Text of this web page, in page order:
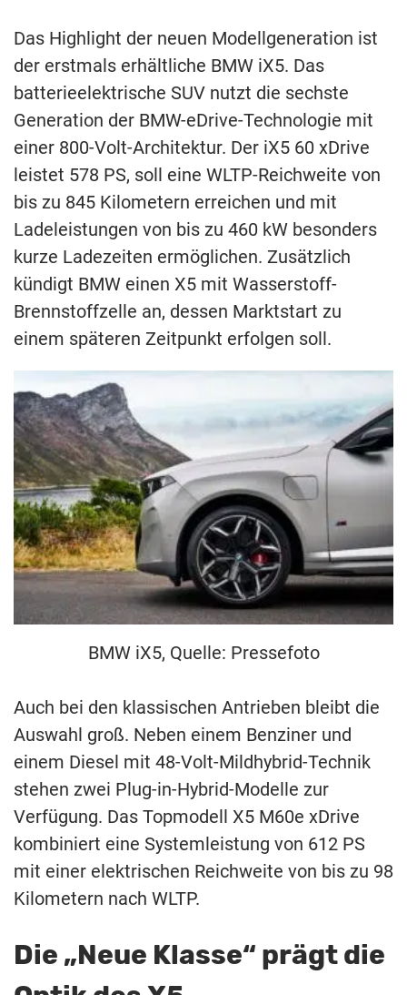
Das Highlight der neuen Modellgeneration ist
der erstmals erhältliche BMW iX5. Das
batterieelektrische SUV nutzt die sechste
Generation der BMW-eDrive-Technologie mit
einer 800-Volt-Architektur. Der iX5 60 xDrive
leistet 578 PS, soll eine WLTP-Reichweite von
bis zu 845 Kilometern erreichen und mit
Ladeleistungen von bis zu 460 kW besonders
kurze Ladezeiten ermöglichen. Zusätzlich
kündigt BMW einen X5 mit Wasserstoff-
Brennstoffzelle an, dessen Marktstart zu
einem späteren Zeitpunkt erfolgen soll.
BMW iX5, Quelle: Pressefoto
Auch bei den klassischen Antrieben bleibt die
Auswahl groß. Neben einem Benziner und
einem Diesel mit 48-Volt-Mildhybrid-Technik
stehen zwei Plug-in-Hybrid-Modelle zur
Verfügung. Das Topmodell X5 M60e xDrive
kombiniert eine Systemleistung von 612 PS
mit einer elektrischen Reichweite von bis zu 98
Kilometern nach WLTP.
Die „Neue Klasse“ prägt die